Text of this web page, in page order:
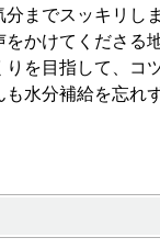
までスッキリしま
かけてくださ
を目指して、コ
水分補給を忘れ